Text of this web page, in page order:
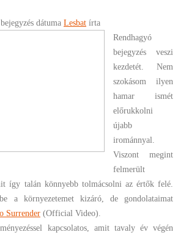
dátuma Lesbat írta
Rendhagyó
bejegyzés veszi
kezdetét. Nem
szokásom ilyen
hamar ismét
előrukkolni
újabb
irománnyal.
Viszont megint
felmerült
így talán könnyebb tolmácsolni az értők felé.
a környezetemet kizáró, de gondolataimat
Surrender (Official Video).
kapcsolatos, amit tavaly év végén